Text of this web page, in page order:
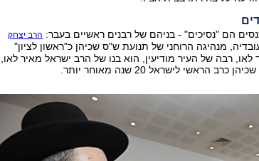
הם "נסיכים" - בניהם של רבנים ראשיים בעבר: הרב יצחק
מנהיגה הרוחני של תנועת ש"ס שכיהן כ"ראשון לציון"
והרב דוד לאו, רבה של העיר מודיעין, הוא בנו של הרב ישראל מאיר לאו,
הראשי לישראל 20 שנה מאוחר יותר.